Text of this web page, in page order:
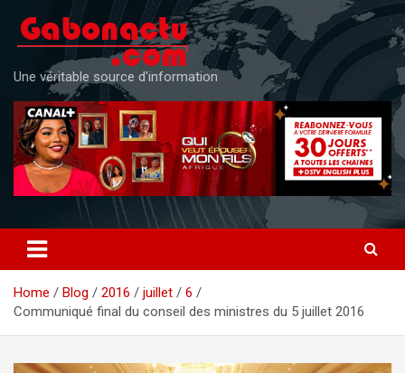
content
Une véritable source d'information
Home Blog 2016 juillet
6
Communiqué final du conseil des ministres du 5 juillet 2016